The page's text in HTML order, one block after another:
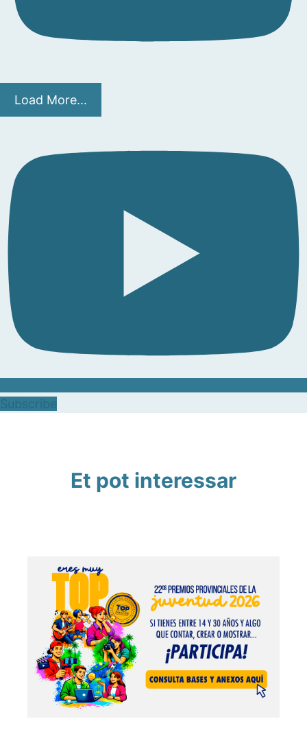
Load More...
Et pot interessar